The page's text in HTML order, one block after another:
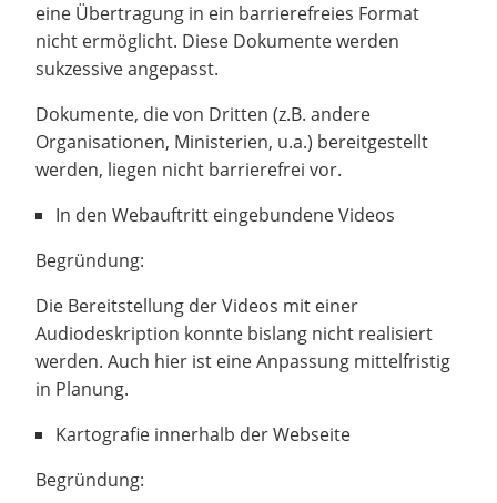
eine Übertragung in ein barrierefreies Format
nicht ermöglicht. Diese Dokumente werden
sukzessive angepasst.
Dokumente, die von Dritten (z.B. andere
Organisationen, Ministerien, u.a.) bereitgestellt
werden, liegen nicht barrierefrei vor.
In den Webauftritt eingebundene Videos
Begründung:
Die Bereitstellung der Videos mit einer
Audiodeskription konnte bislang nicht realisiert
werden. Auch hier ist eine Anpassung mittelfristig
in Planung.
Kartografie innerhalb der Webseite
Begründung: